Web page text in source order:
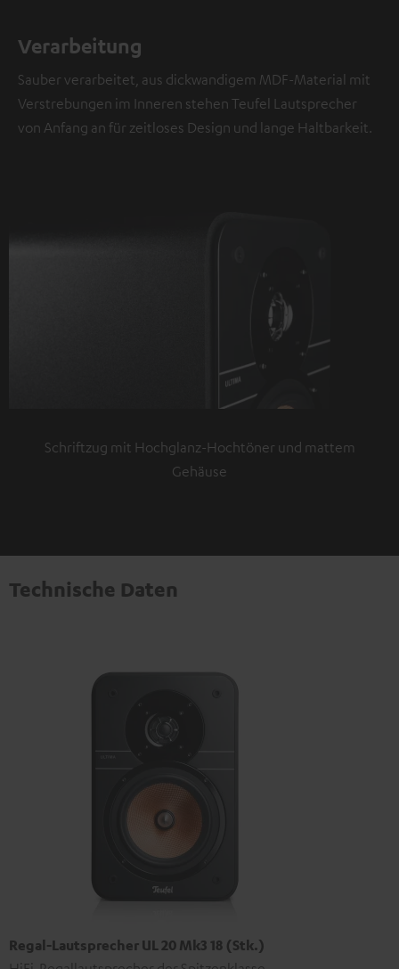
Verarbeitung
Sauber verarbeitet, aus dickwandigem MDF-Material mit
Verstrebungen im Inneren stehen Teufel Lautsprecher
von Anfang an für zeitloses Design und lange Haltbarkeit.
Schriftzug mit Hochglanz-Hochtöner und mattem
Gehäuse
Technische Daten
Regal-Lautsprecher UL 20 Mk3 18 (Stk.)